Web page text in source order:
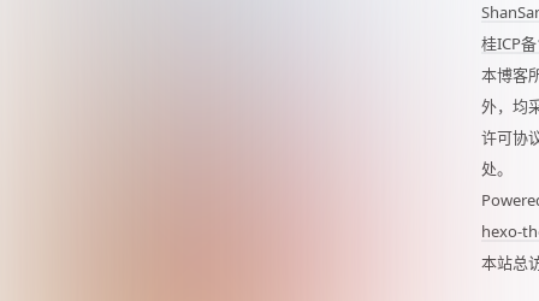
桂ICP
本博客
外，均
许可协
处。
hexo-
本站总